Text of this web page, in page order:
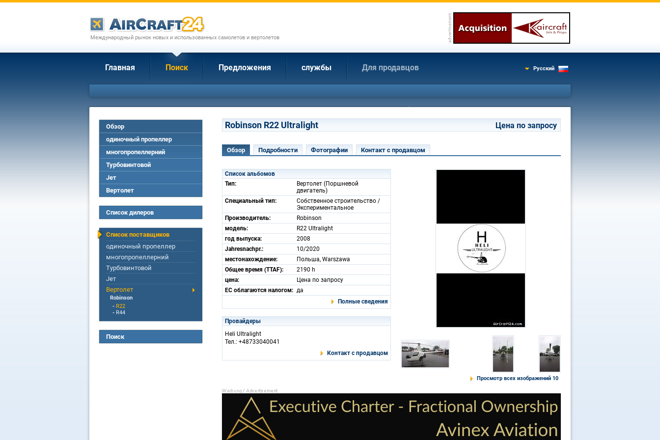
Международный рынок новых и использованных самолетов и вертолетов
Главная Поиск Предложения службы Для продавцов Русский
Обзор
одиночный пропеллер
многопропеллерний
Турбовинтовой
Jет
Вертолет
Список дилеров
Список поставщиков
одиночный пропеллер
многопропеллерний
Турбовинтовой
Jет
Вертолет
Robinson
- R22
- R44
Поиск
Robinson R22 Ultralight Цена по запросу
Обзор Подробности Фотографии Контакт с продавцом
Список альбомов
Тип:
Вертолет (Поршневой
двигатель)
Специальный тип:
Собственное строительство /
Экспериментальное
Производитель:
Robinson
модель:
R22 Ultralight
год выпуска:
2008
Jahresnachpr.:
10/2020
местонахождение:
Польша, Warszawa
Общее время (TTAF):
2190 h
цена:
Цена по запросу
ЕС облагаются налогом: да
Полные сведения
Провайдеры
Heli Ultralight
Тел.: +48733040041
Контакт с продавцом
Просмотр всех изображений 10